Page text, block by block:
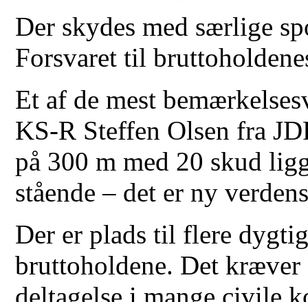
Der skydes med særlige
Forsvaret til
Et af de mest
KS-R Steffen Olsen fra
på 300 m med 20 skud
stående – det er ny
Der er plads til flere
bruttoholdene. Det
deltagelse i mange civile